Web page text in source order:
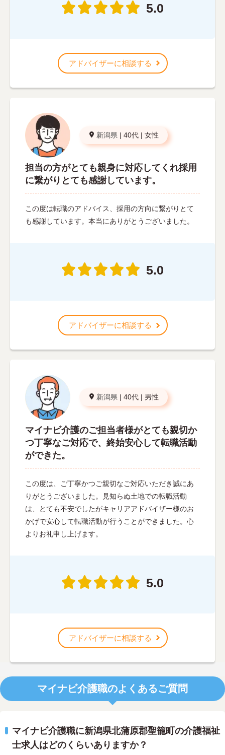
5.0
アドバイザーに相談する
新潟県 | 40代 | 女性
担当の方がとても親身に対応してくれ採用
に繋がりとても感謝しています。
この度は転職のアドバイス、採用の方向に繋がりとて
も感謝しています。本当にありがとうございました。
5.0
アドバイザーに相談する
新潟県 | 40代 | 男性
マイナビ介護のご担当者様がとても親切か
つ丁寧なご対応で、終始安心して転職活動
ができた。
この度は、ご丁寧かつご親切なご対応いただき誠にあ
りがとうございました。見知らぬ土地での転職活動
は、とても不安でしたがキャリアアドバイザー様のお
かげで安心して転職活動が行うことができました。心
よりお礼申し上げます。
5.0
アドバイザーに相談する
マイナビ介護職のよくあるご質問
マイナビ介護職に新潟県北蒲原郡聖籠町の介護福祉
士求人はどのくらいありますか？